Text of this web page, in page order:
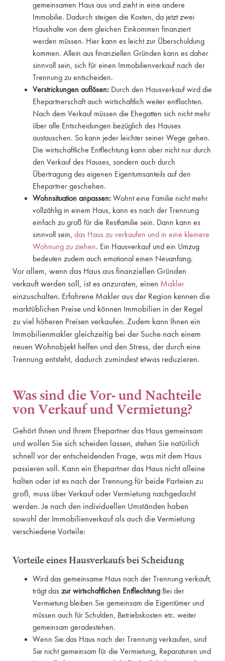
gemeinsamen Haus aus und zieht in eine andere
Immobilie. Dadurch steigen die Kosten, da jetzt zwei
Haushalte von dem gleichen Einkommen finanziert
werden müssen. Hier kann es leicht zur Überschuldung
kommen. Allein aus finanziellen Gründen kann es daher
sinnvoll sein, sich für einen Immobilienverkauf nach der
Trennung zu entscheiden.
Verstrickungen auflösen: Durch den Hausverkauf wird die
Ehepartnerschaft auch wirtschaftlich weiter entflochten.
Nach dem Verkauf müssen die Ehegatten sich nicht mehr
über alle Entscheidungen bezüglich des Hauses
austauschen. So kann jeder leichter seiner Wege gehen.
Die wirtschaftliche Entflechtung kann aber nicht nur durch
den Verkauf des Hauses, sondern auch durch
Übertragung des eigenen Eigentumsanteils auf den
Ehepartner geschehen.
Wohnsituation anpassen: Wohnt eine Familie nicht mehr
vollzählig in einem Haus, kann es nach der Trennung
einfach zu groß für die Restfamilie sein. Dann kann es
sinnvoll sein, das Haus zu verkaufen und in eine kleinere
Wohnung zu ziehen. Ein Hausverkauf und ein Umzug
bedeuten zudem auch emotional einen Neuanfang.
Vor allem, wenn das Haus aus finanziellen Gründen
verkauft werden soll, ist es anzuraten, einen Makler
einzuschalten. Erfahrene Makler aus der Region kennen die
marktüblichen Preise und können Immobilien in der Regel
zu viel höheren Preisen verkaufen. Zudem kann Ihnen ein
Immobilienmakler gleichzeitig bei der Suche nach einem
neuen Wohnobjekt helfen und den Stress, der durch eine
Trennung entsteht, dadurch zumindest etwas reduzieren.
Was sind die Vor- und Nachteile
von Verkauf und Vermietung?
Gehört Ihnen und Ihrem Ehepartner das Haus gemeinsam
und wollen Sie sich scheiden lassen, stehen Sie natürlich
schnell vor der entscheidenden Frage, was mit dem Haus
passieren soll. Kann ein Ehepartner das Haus nicht alleine
halten oder ist es nach der Trennung für beide Parteien zu
groß, muss über Verkauf oder Vermietung nachgedacht
werden. Je nach den individuellen Umständen haben
sowohl der Immobilienverkauf als auch die Vermietung
verschiedene Vorteile:
Vorteile eines Hausverkaufs bei Scheidung
Wird das gemeinsame Haus nach der Trennung verkauft,
trägt das zur wirtschaftlichen Entflechtung Bei der
Vermietung bleiben Sie gemeinsam die Eigentümer und
müssen auch für Schulden, Betriebskosten etc. weiter
gemeinsam geradestehen.
Wenn Sie das Haus nach der Trennung verkaufen, sind
Sie nicht gemeinsam für die Vermietung, Reparaturen und